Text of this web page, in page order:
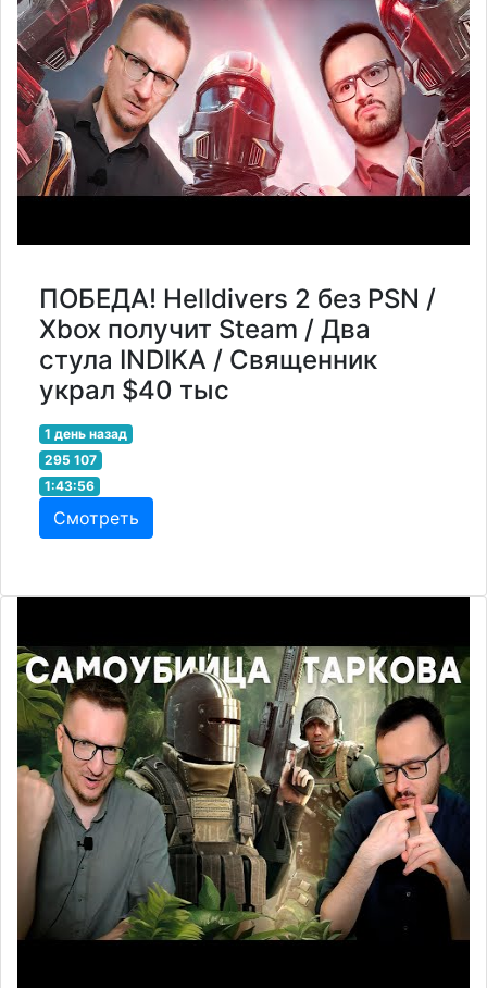
ПОБЕДА! Helldivers 2 без PSN /
Xbox получит Steam / Два
стула INDIKA / Священник
украл $40 тыс
1 день назад
295 107
1:43:56
Смотреть